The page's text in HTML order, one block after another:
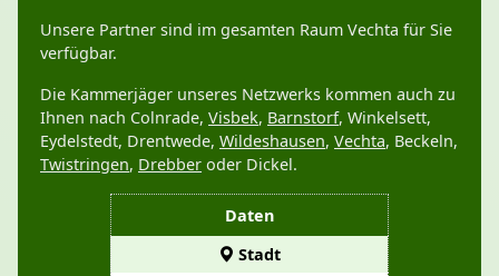
Daten
Stadt
Unsere Partner sind im gesamten Raum Vechta für Sie
verfügbar.
Die Kammerjäger unseres Netzwerks kommen auch zu
Ihnen nach Colnrade, Visbek, Barnstorf, Winkelsett,
Eydelstedt, Drentwede, Wildeshausen, Vechta, Beckeln,
Twistringen, Drebber oder Dickel.